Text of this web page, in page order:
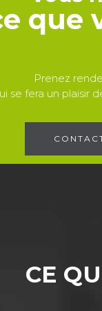
que
Prenez
se fera un plaisir
CE